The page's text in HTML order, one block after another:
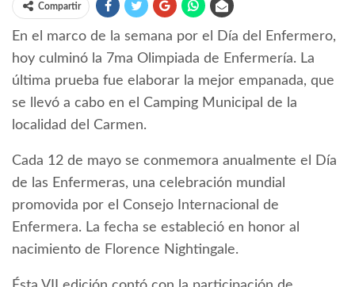
Compartir
En el marco de la semana por el Día del Enfermero,
hoy culminó la 7ma Olimpiada de Enfermería. La
última prueba fue elaborar la mejor empanada, que
se llevó a cabo en el Camping Municipal de la
localidad del Carmen.
Cada 12 de mayo se conmemora anualmente el Día
de las Enfermeras, una celebración mundial
promovida por el Consejo Internacional de
Enfermera. La fecha se estableció en honor al
nacimiento de Florence Nightingale.